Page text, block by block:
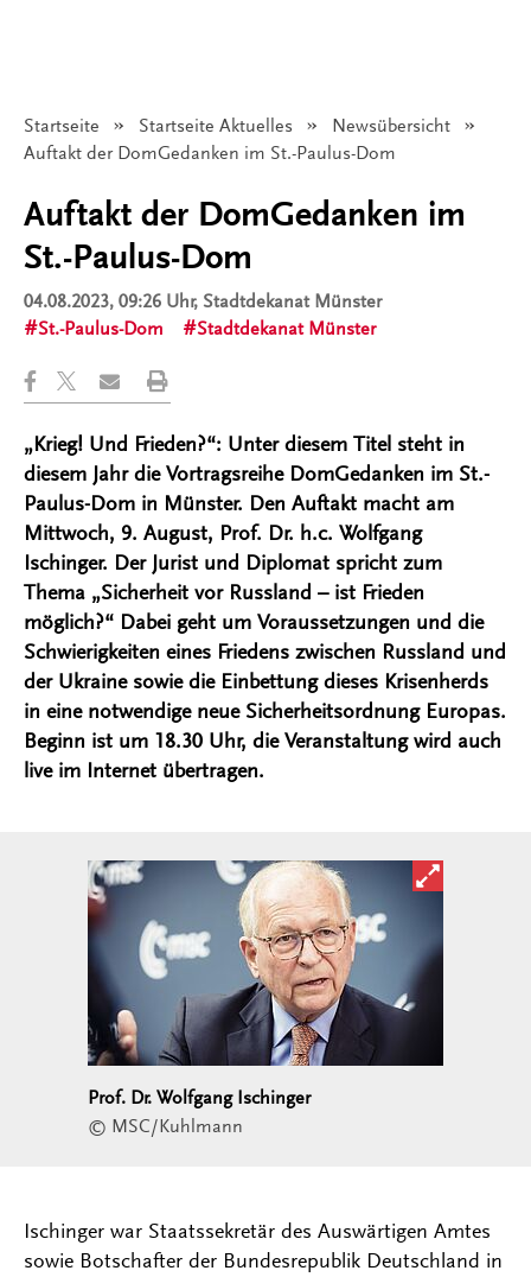
Startseite Startseite Aktuelles
Newsübersicht
Angezeigt:
Auftakt der DomGedanken im St.-Paulus-Dom
Auftakt der DomGedanken im
St.-Paulus-Dom
04.08.2023, 09:26 Uhr, Stadtdekanat Münster
St.-Paulus-Dom
Stadtdekanat Münster
„Krieg! Und Frieden?“: Unter diesem Titel steht in
diesem Jahr die Vortragsreihe DomGedanken im St.-
Paulus-Dom in Münster. Den Auftakt macht am
Mittwoch, 9. August, Prof. Dr. h.c. Wolfgang
Ischinger. Der Jurist und Diplomat spricht zum
Thema „Sicherheit vor Russland – ist Frieden
möglich?“ Dabei geht um Voraussetzungen und die
Schwierigkeiten eines Friedens zwischen Russland und
der Ukraine sowie die Einbettung dieses Krisenherds
in eine notwendige neue Sicherheitsordnung Europas.
Beginn ist um 18.30 Uhr, die Veranstaltung wird auch
live im Internet übertragen.
Bild in
Prof. Dr. Wolfgang Ischinger
© MSC/Kuhlmann
Ischinger war Staatssekretär des Auswärtigen Amtes
sowie Botschafter der Bundesrepublik Deutschland in